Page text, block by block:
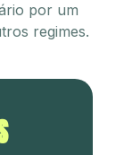
por um
regimes.